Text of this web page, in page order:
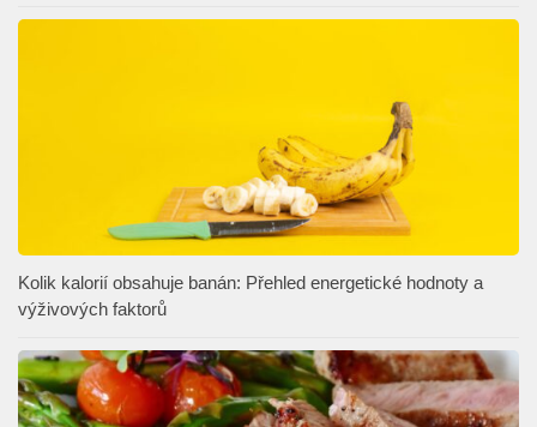
Kolik kalorií obsahuje banán: Přehled energetické hodnoty a
výživových faktorů